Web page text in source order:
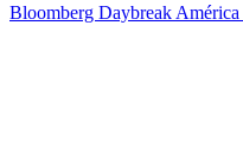
Bloomberg Daybreak América